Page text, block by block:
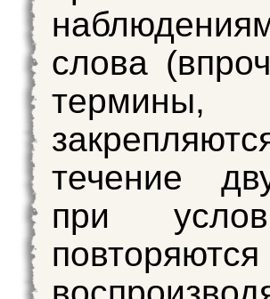
слова
течение
при